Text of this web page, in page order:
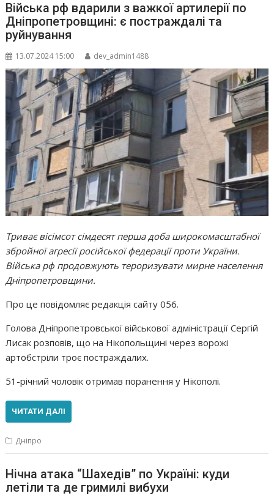
Війська рф вдарили з важкої артилерії по
Дніпропетровщині: є постраждалі та
руйнування
13.07.2024 15:00 dev_admin1488
Триває вісімсот сімдесят перша доба широкомасштабної
збройної агресії російської федерації проти України.
Війська рф продовжують тероризувати мирне населення
Дніпропетровщини.
Про це повідомляє редакція сайту 056.
Голова Дніпропетровської військової адміністрації Сергій
Лисак розповів, що на Нікопольщині через ворожі
артобстріли троє постраждалих.
51-річний чоловік отримав поранення у Нікополі.
ЧИТАТИ ДАЛІ
Дніпро
Нічна атака “Шахедів” по Україні: куди
летіли та де гримилі вибухи